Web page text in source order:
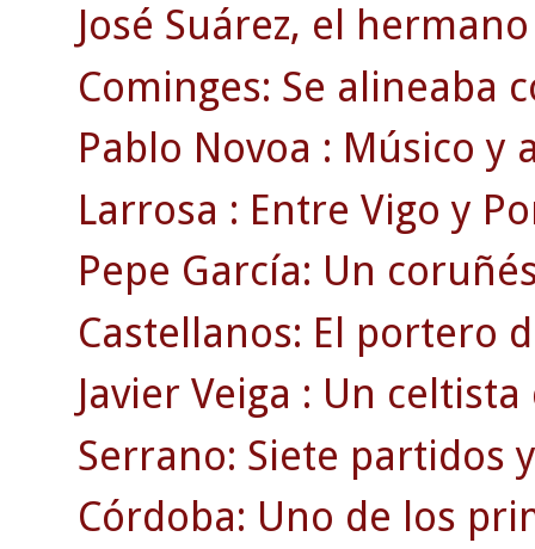
José Suárez, el
Cominges: Se alineaba
Pablo Novoa : Músico y
Larrosa : Entre Vigo y
Pepe García: Un
Castellanos: El portero
Javier Veiga : Un
Serrano: Siete partidos
Córdoba: Uno de los